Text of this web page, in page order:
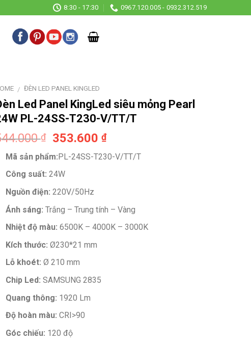
8:30 - 17:30 0967.120.005 - 0932.312.519
/ ĐÈN LED PANEL KINGLED
Led Panel KingLed siêu mỏng Pearl
PL-24SS-T230-V/TT/T
₫
Original
price
was:
544.000 ₫.
353.600 ₫Current
price
is:
Mã sản phẩm:PL-24SS-T230-V/TT/T
Công suất: 24W
Nguồn điện: 220V/50Hz
Ánh sáng: Trắng – Trung tính – Vàng
Nhiệt độ màu: 6500K – 4000K – 3000K
Kích thước: Ø230*21 mm
Lỗ khoét: Ø 210 mm
Chip Led: SAMSUNG 2835
Quang thông: 1920 Lm
Độ hoàn màu: CRI>90
Góc chiếu: 120 độ